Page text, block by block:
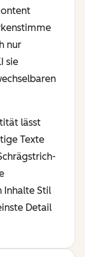
nur
sie
lässt
Texte
Inhalte Stil
Detail